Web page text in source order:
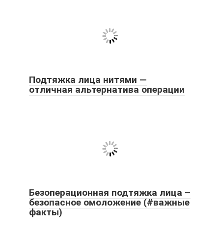
Подтяжка лица нитями —
отличная альтернатива операции
Безоперационная подтяжка лица –
безопасное омоложение (#важные
факты)